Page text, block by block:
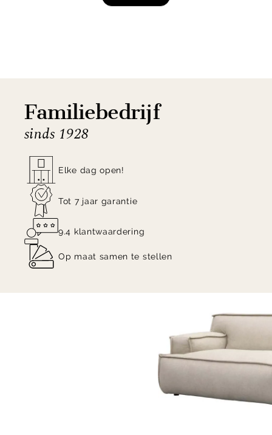
Familiebedrijf
sinds 1928
Elke dag open!
Tot 7 jaar garantie
9.4 klantwaardering
Op maat samen te stellen